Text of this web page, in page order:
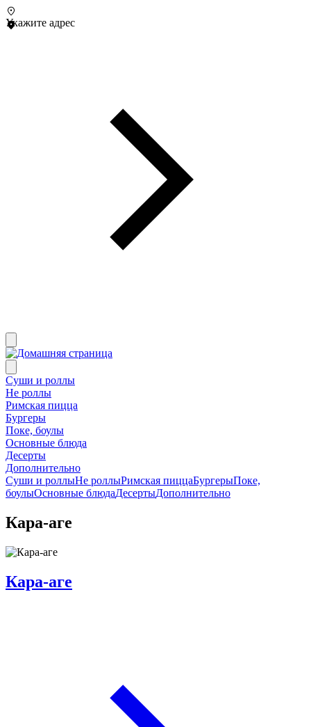
Укажите адрес
Суши и роллы
Не роллы
Римская пицца
Бургеры
Поке, боулы
Основные блюда
Десерты
Дополнительно
Суши и роллыНе роллыРимская пиццаБургерыПоке,
боулыОсновные блюдаДесертыДополнительно
Кара-аге
Кара-аге